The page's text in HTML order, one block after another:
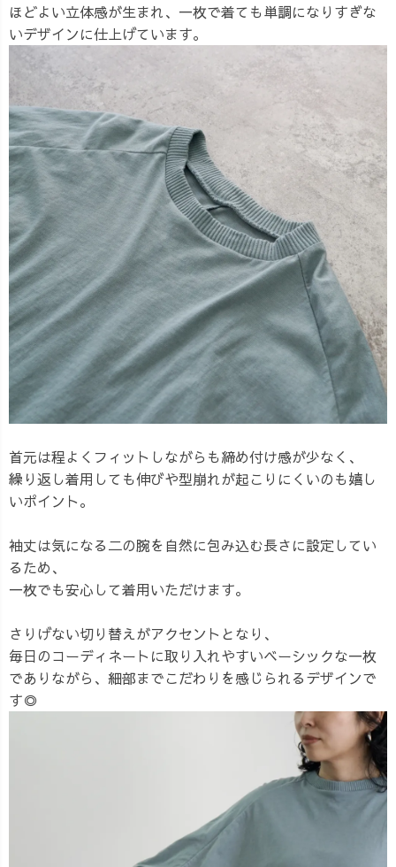
ほどよい立体感が生まれ、一枚で着ても単調になりすぎな
いデザインに仕上げています。
首元は程よくフィットしながらも締め付け感が少なく、
繰り返し着用しても伸びや型崩れが起こりにくいのも嬉し
いポイント。
袖丈は気になる二の腕を自然に包み込む長さに設定してい
るため、
一枚でも安心して着用いただけます。
さりげない切り替えがアクセントとなり、
毎日のコーディネートに取り入れやすいベーシックな一枚
でありながら、細部までこだわりを感じられるデザインで
す◎